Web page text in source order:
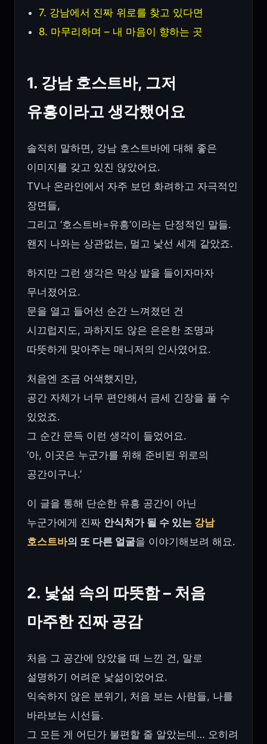
7. 강남에서 진짜 위로를 찾고 있다면
8. 마무리하며 – 내 마음이 향하는 곳
1. 강남 호스트바, 그저
유흥이라고 생각했어요
솔직히 말하면, 강남 호스트바에 대해 좋은
이미지를 갖고 있진 않았어요.
TV나 온라인에서 자주 보던 화려하고 자극적인
장면들,
그리고 ‘호스트바=유흥’이라는 단정적인 말들.
왠지 나와는 상관없는, 멀고 낯선 세계 같았죠.
하지만 그런 생각은 막상 발을 들이자마자
무너졌어요.
문을 열고 들어선 순간 느껴졌던 건
시끄럽지도, 과하지도 않은 은은한 조명과
따뜻하게 맞아주는 매니저의 인사였어요.
처음엔 조금 어색했지만,
공간 자체가 너무 편안해서 금세 긴장을 풀 수
있었죠.
그 순간 문득 이런 생각이 들었어요.
‘아, 이곳은 누군가를 위해 준비된 위로의
공간이구나.’
이 글을 통해 단순한 유흥 공간이 아닌
누군가에게 진짜 안식처가 될 수 있는 강남
호스트바의 또 다른 얼굴을 이야기해보려 해요.
2. 낯섦 속의 따뜻함 – 처음
마주한 진짜 공감
처음 그 공간에 앉았을 때 느낀 건, 말로
설명하기 어려운 낯섦이었어요.
익숙하지 않은 분위기, 처음 보는 사람들, 나를
바라보는 시선들.
그 모든 게 어딘가 불편할 줄 알았는데… 오히려